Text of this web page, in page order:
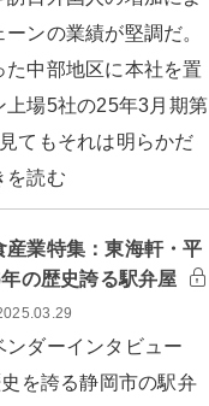
ンの業績が堅調だ。
た中部地区に本社を置
上場5社の25年3月期第
てもそれは明らかだ
読む
産業特集：東海軒・平
の歴史誇る駅弁屋
ダーインタビュー
を誇る静岡市の駅弁